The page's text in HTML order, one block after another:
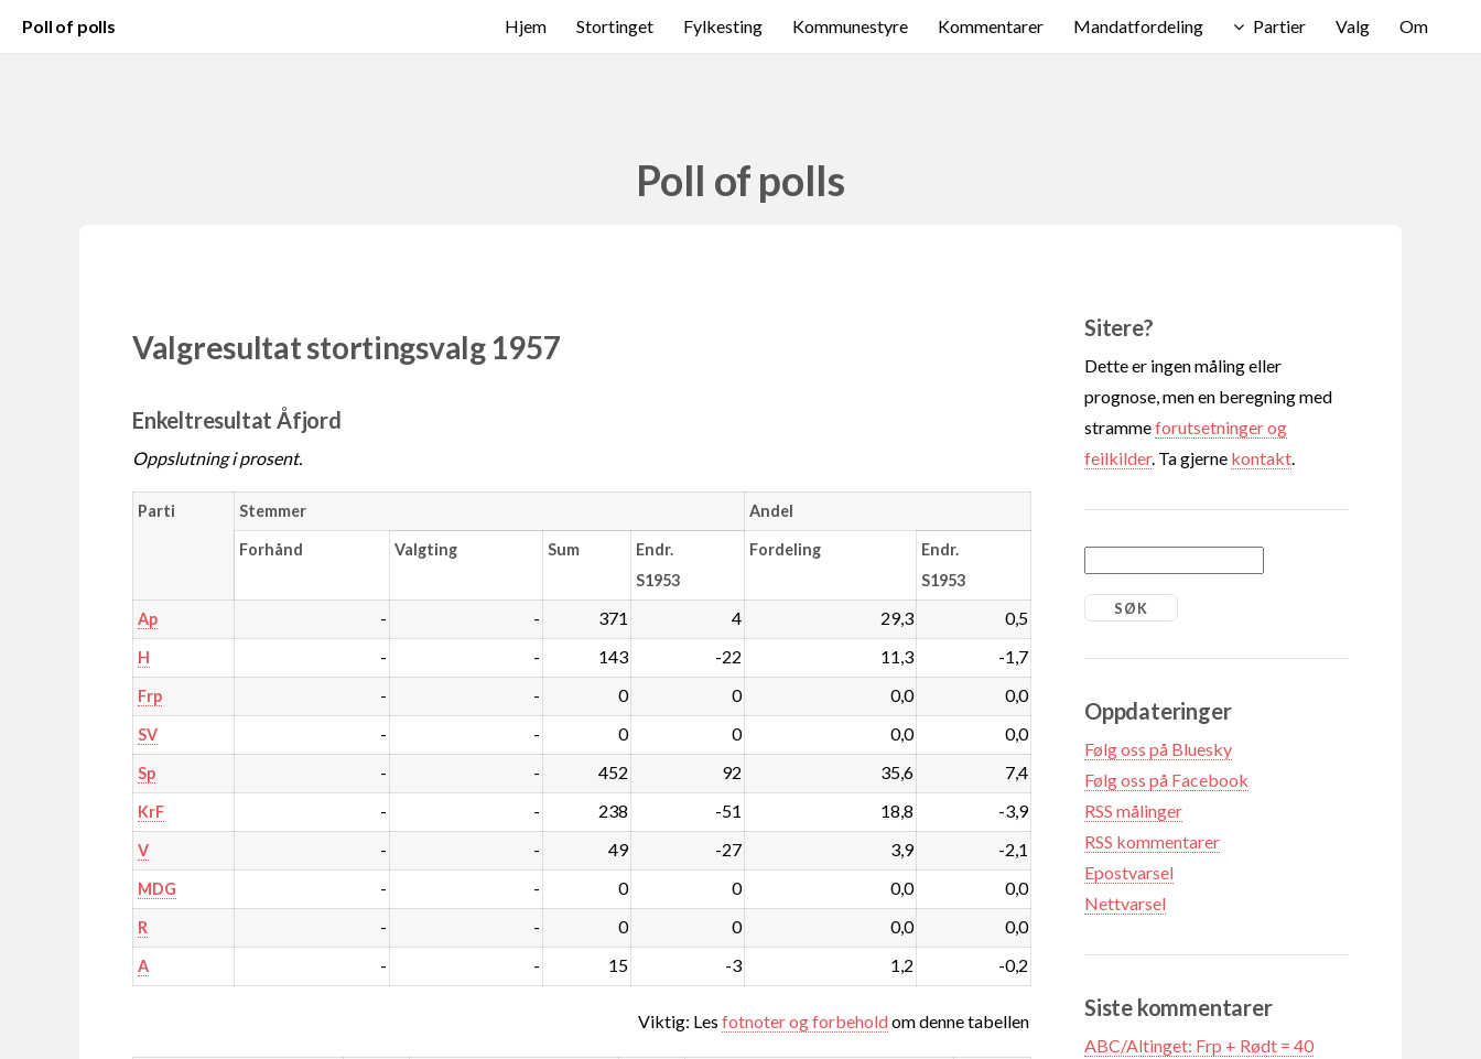
Poll of polls Hjem Stortinget Fylkesting Kommunestyre Kommentarer Mandatfordeling Partier Valg Om
Poll of polls
Valgresultat stortingsvalg 1957
Enkeltresultat Åfjord
Oppslutning i prosent.
Parti Stemmer Andel
Forhånd Valgting Sum
Endr.
S1953
Fordeling
Endr.
S1953
Ap - - 371 4 29,3 0,5
H - - 143 -22 11,3 -1,7
Frp - - 0 0 0,0 0,0
SV - - 0 0 0,0 0,0
Sp - - 452 92 35,6 7,4
KrF - - 238 -51 18,8 -3,9
V - - 49 -27 3,9 -2,1
MDG - - 0 0 0,0 0,0
R - - 0 0 0,0 0,0
A - - 15 -3 1,2 -0,2
Viktig: Les fotnoter og forbeholdom denne tabellen
Sitere?
Dette er ingen måling eller
prognose, men en beregning med
strammeforutsetninger og
feilkilder. Ta gjerne kontakt
Oppdateringer
Følg oss på Bluesky
Følg oss på Facebook
RSS målinger
RSS kommentarer
Epostvarsel
Nettvarsel
Siste kommentarer
ABC/Altinget: Frp + Rødt = 40